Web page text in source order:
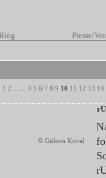
Presse/
1 2 4 5 6 7 8 9 10 11 12 13 14
© Gideon Koval